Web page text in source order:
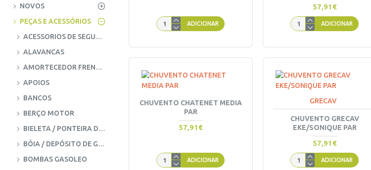
NOVOS
PEÇAS E ACESSÓRIOS
ACESSORIOS DE SEGURANÇA
ALAVANCAS
AMORTECEDOR FRENTE E TRÁS
APOIOS
BANCOS
BERÇO MOTOR
BIELETA / PONTEIRA DE DIREÇÃO
BÓIA / DEPÓSITO DE GASÓLEO
BOMBAS GASOLEO
ADICIONAR
57,91€
ADICIONAR
CHUVENTO CHATENET MEDIA
PAR
57,91€
ADICIONAR
GRECAV
CHUVENTO GRECAV
EKE/SONIQUE PAR
57,91€
ADICIONAR